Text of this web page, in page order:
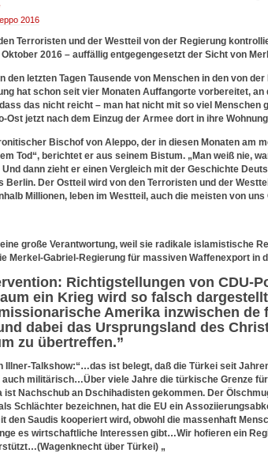
2016
Terroristen und der Westteil von der Regierung
2016 – auffällig entgegengesetzt der Sicht von
den letzten Tagen Tausende von Menschen in den von
hat schon seit vier Monaten Auffangorte vorbereitet,
das nicht reicht – man hat nicht mit so viel Menschen
Ost jetzt nach dem Einzug der Armee dort in ihre
Bischof von Aleppo, der in diesen Monaten am
Tod“, berichtet er aus seinem Bistum. „Man weiß nie,
dann zieht er einen Vergleich mit der Geschichte
Berlin. Der Ostteil wird von den Terroristen und der
Millionen, leben im Westteil, auch die meisten von
große Verantwortung, weil sie radikale islamistische
Merkel-Gabriel-Regierung für massiven Waffenexport in
Richtigstellungen von CDU-
ein Krieg wird so falsch
Amerika inzwischen de
dabei das Ursprungsland des
zu übertreffen.”
Illner-Talkshow:“…das ist belegt, daß die Türkei seit
militärisch…Über viele Jahre die türkische Grenze
ist Nachschub an Dschihadisten gekommen. Der
Schlächter bezeichnen, hat die EU ein
Saudis kooperiert wird, obwohl die massenhaft
es wirtschaftliche Interessen gibt…Wir hofieren ein
über Türkei) „